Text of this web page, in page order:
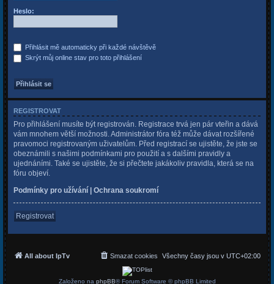
Heslo:
Přihlásit mě automaticky při každé návštěvě
Skrýt můj online stav pro toto přihlášení
REGISTROVAT
Pro přihlášení musíte být registrován. Registrace trvá jen pár vteřin a dává
vám mnohem větší možnosti. Administrátor fóra též může dávat rozšířené
pravomoci registrovaným uživatelům. Před registrací se ujistěte, že jste se
obeznámili s našimi podmínkami pro použití a s dalšími pravidly a
ujednáními. Také se ujistěte, že si přečtete jakákoliv pravidla, která se na
fóru objeví.
Podmínky pro užívání
Ochrana soukromí
Registrovat
All about IpTv Všechny časy jsou v UTC+02:00
Smazat cookies
Založeno na phpBB® Forum Software © phpBB Limited